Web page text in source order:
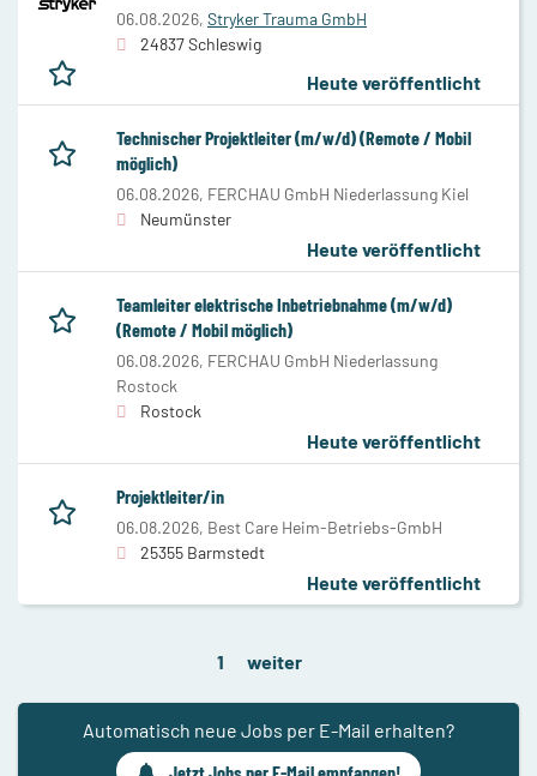
06.08.2026, Stryker Trauma GmbH
24837 Schleswig
Heute veröffentlicht
Technischer Projektleiter (m/w/d) (Remote / Mobil
möglich)
06.08.2026, FERCHAU GmbH Niederlassung Kiel
Neumünster
Heute veröffentlicht
Teamleiter elektrische Inbetriebnahme (m/w/d)
(Remote / Mobil möglich)
06.08.2026, FERCHAU GmbH Niederlassung
Rostock
Rostock
Heute veröffentlicht
Projektleiter/in
06.08.2026, Best Care Heim-Betriebs-GmbH
25355 Barmstedt
Heute veröffentlicht
1 weiter
Automatisch neue Jobs per E-Mail erhalten?